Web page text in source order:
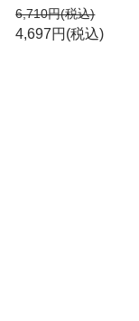
6,710円(税込)
4,697円(税込)